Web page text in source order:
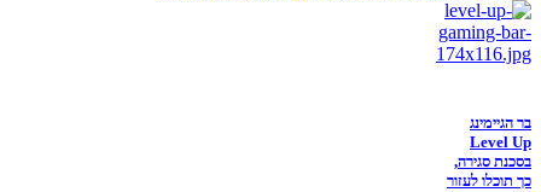
בר הגיימינג
Level Up
בסכנת סגירה,
כך תוכלו לעזור